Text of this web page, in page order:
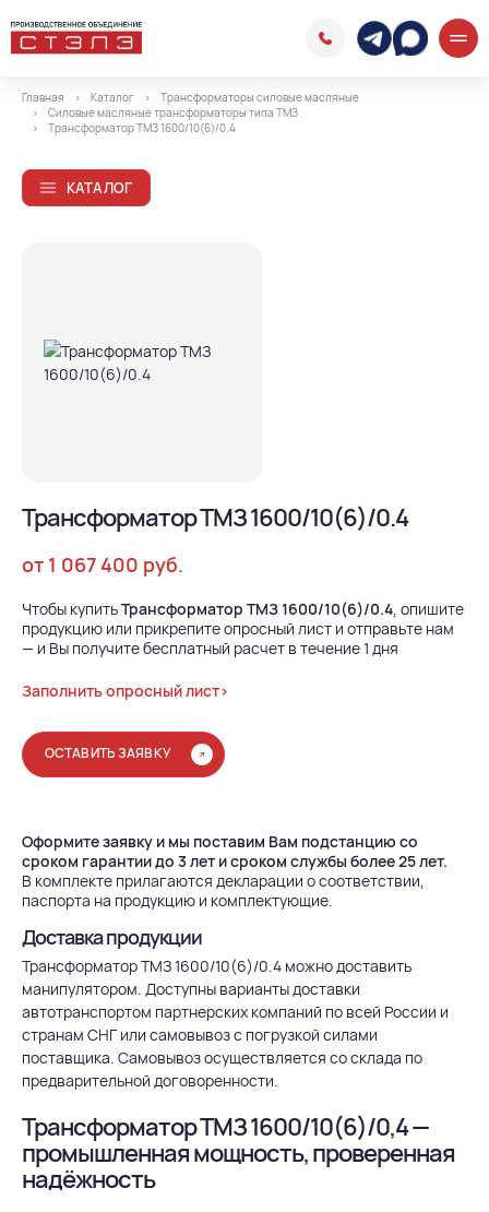
Главная Каталог
Трансформаторы силовые масляные
Силовые масляные трансформаторы типа ТМЗ
Трансформатор ТМЗ 1600/10(6)/0.4
КАТАЛОГ
Трансформатор ТМЗ 1600/10(6)/0.4
от 1 067 400 руб.
Чтобы купитьТрансформатор ТМЗ 1600/10(6)/0.4, опишите
продукцию или прикрепите опросный лист и отправьте нам
— и Вы получите бесплатный расчет в течение 1 дня
Заполнить опросный лист>
ОСТАВИТЬ ЗАЯВКУ
Оформите заявку и мы поставим Вам подстанцию со
сроком гарантии до 3 лет и сроком службы более 25 лет.
В комплекте прилагаются декларации о соответствии,
паспорта на продукцию и комплектующие.
Доставка продукции
Трансформатор ТМЗ 1600/10(6)/0.4 можно доставить
манипулятором. Доступны варианты доставки
автотранспортом партнерских компаний по всей России и
странам СНГ или самовывоз с погрузкой силами
поставщика. Самовывоз осуществляется со склада по
предварительной договоренности.
Трансформатор ТМЗ 1600/10(6)/0,4 —
промышленная мощность, проверенная
надёжность